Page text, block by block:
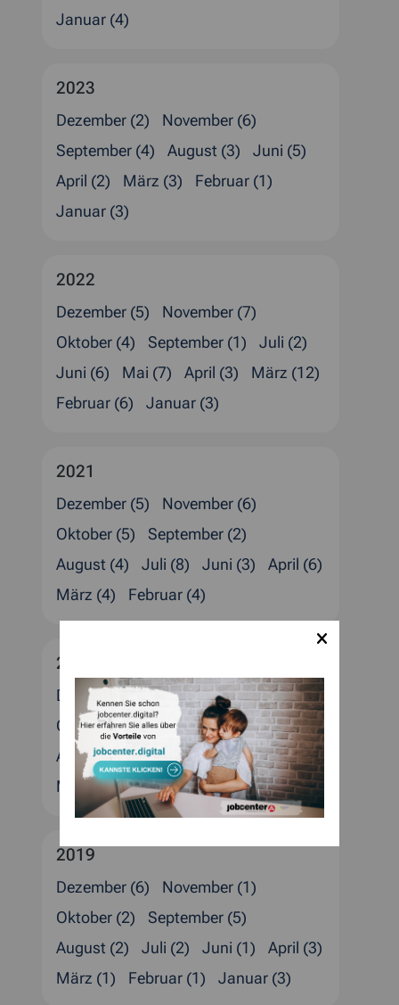
Januar (4)
2023
Dezember (2)
November (6)
September (4)
August (3)
Juni (5)
April (2)
März (3)
Februar (1)
Januar (3)
2022
Dezember (5)
November (7)
Oktober (4)
September (1)
Juli (2)
Juni (6)
Mai (7) April (3)
März (12)
Februar (6)
Januar (3)
2021
Dezember (5)
November (6)
Oktober (5)
September (2)
August (4)
Juli (8) Juni (3)
April (6)
März (4)
Februar (4)
2020
Dezember (6)
November (2)
Oktober (3)
September (2)
August (4)
Juli (1) Juni (1)
April (6)
März (6)
Februar (4) Januar (2)
2019
Dezember (6)
November (1)
Oktober (2)
September (5)
August (2)
Juli (2) Juni (1)
April (3)
März (1)
Februar (1) Januar (3)